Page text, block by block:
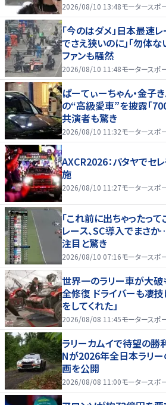
2026/08/10 13:48モータースポ
「今のはダメ」日本最速
でさえ狭いのに」「勿体
ファンも騒然
2026/08/10 11:48モータースポ
ぱーてぃーちゃん・金子
の“高級愛車”を披露「700
共演者も驚き
2026/08/10 11:32モータースポ
AXCR2026：パタヤでセ
施
2026/08/10 11:27モータースポ
「これ前に出ちゃったっ
レース、SC導入でまさ
注目と驚き
2026/08/10 07:16モータースポ
世界一のラリー車が大
全修復 ドライバーも凄
をしてくれた」
2026/08/08 11:45モータースポ
ラリーカムイで待望の
Nが2026年全日本ラリー
画を公開
2026/08/08 11:00モータースポ